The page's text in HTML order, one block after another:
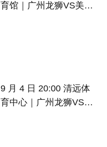
育馆｜广州龙狮VS美国
9 月 4 日 20:00 清远体
育中心｜广州龙狮VS美